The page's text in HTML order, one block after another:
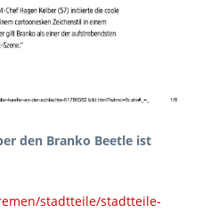
den Branko Beetle ist
stadtteile/stadtteile-